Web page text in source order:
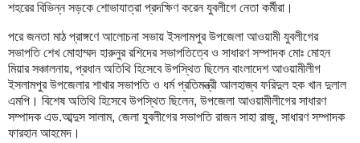
শহরের বিভিন্ন সড়কে শোভাযাত্রা প্রদক্ষিণ করেন যুবলীগে নেতা কর্মীরা।
পরে জনতা মাঠ প্রাঙ্গণে আলোচনা সভায় ইসলামপুর উপজেলা আওয়ামী যুবলীগের
সভাপতি শেখ মোহাম্মদ হারুনুর রশিদের সভাপতিত্বে ও সাধারণ সম্পাদক মোঃ মোহন
মিয়ার সঞ্চালনায়, প্রধান অতিথি হিসেবে উপস্থিত ছিলেন বাংলাদেশ আওয়ামীলীগ
ইসলামপুর উপজেলার শাখার সভাপতি ও ধর্ম প্রতিমন্ত্রী আলহাজ্ব ফরিদুল হক খান দুলাল
এমপি। বিশেষ অতিথি হিসেবে উপস্থিত ছিলেন, উপজেলা আওয়ামীলীগের সাধারণ
সম্পাদক এড.আব্দুস সালাম, জেলা যুবলীগের সভাপতি রাজন সাহা রাজু, সাধারণ সম্পাদক
ফারহান আহমেদ।